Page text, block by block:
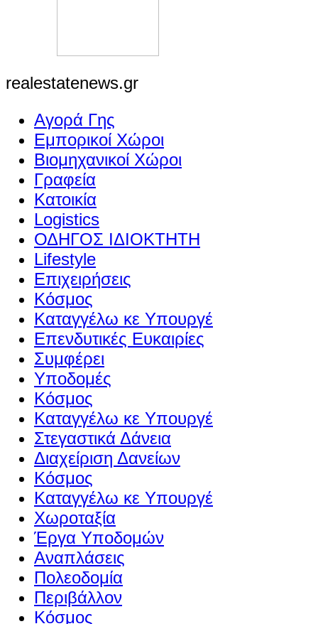
realestatenews.gr
Αγορά Γης
Εμπορικοί Χώροι
Βιομηχανικοί Χώροι
Γραφεία
Κατοικία
Logistics
ΟΔΗΓΟΣ ΙΔΙΟΚΤΗΤΗ
Lifestyle
Επιχειρήσεις
Κόσμος
Καταγγέλω κε Υπουργέ
Επενδυτικές Ευκαιρίες
Συμφέρει
Υποδομές
Κόσμος
Καταγγέλω κε Υπουργέ
Στεγαστικά Δάνεια
Διαχείριση Δανείων
Κόσμος
Καταγγέλω κε Υπουργέ
Χωροταξία
Έργα Υποδομών
Αναπλάσεις
Πολεοδομία
Περιβάλλον
Κόσμος